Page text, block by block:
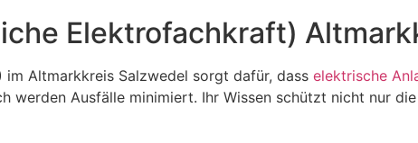
Elektrofachkraft)
Altmarkkreis Salzwedel sorgt dafür, dass elektrische
werden Ausfälle minimiert. Ihr Wissen schützt nicht nur